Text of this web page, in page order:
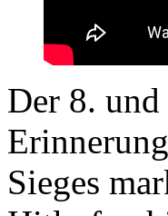
Der 8.
Sieges